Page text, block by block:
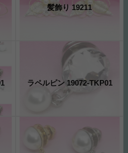
髪飾り 19211
ラペルピン 19072-TKP01